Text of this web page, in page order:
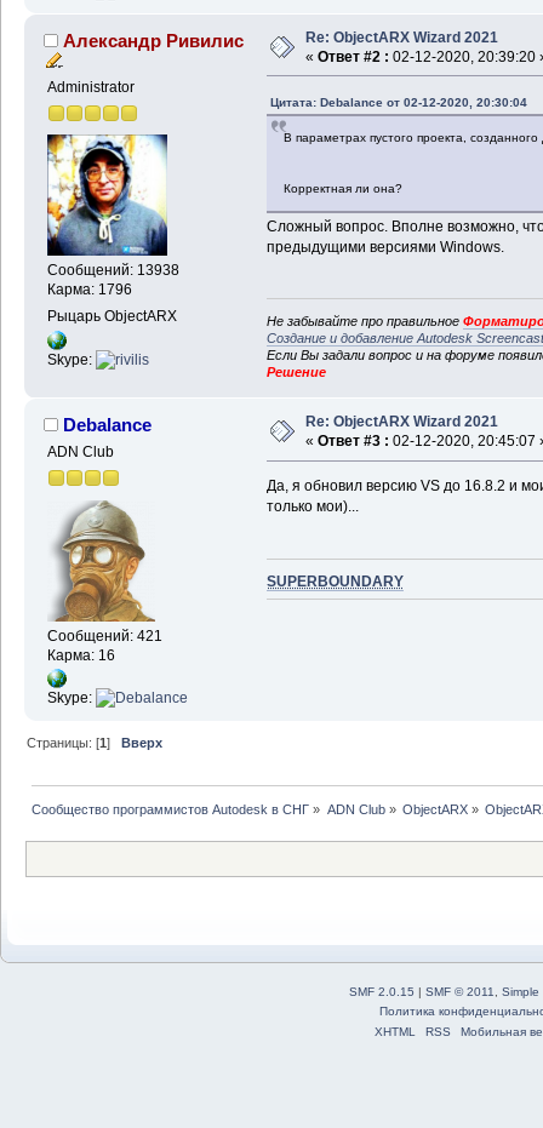
Александр Ривилис
Administrator
Сообщений: 13938
Карма: 1796
Рыцарь ObjectARX
Skype:
Re: ObjectARX Wizard 2021
« Ответ #2 : 02-12-2020, 20:39:20
Цитата: Debalance от 02-12-2020, 20:30:04
В параметрах пустого проекта,
Корректная ли она?
Сложный вопрос. Вполне возможно,
предыдущими версиями Windows.
Не забывайте про правильное
Создание и добавление Autodesk
Если Вы задали вопрос и на форуме
Решение
Debalance
ADN Club
Сообщений: 421
Карма: 16
Skype:
Re: ObjectARX Wizard 2021
« Ответ #3 : 02-12-2020, 20:45:07
Да, я обновил версию VS до 16.8.2 и
только мои)...
SUPERBOUNDARY
Страницы: [1] Вверх
Сообщество программистов Autodesk в СНГ » ADN Club» ObjectARX»
SMF 2.0.15 | SMF © 2011, Simple
Политика
XHTML
RSS Мобильная